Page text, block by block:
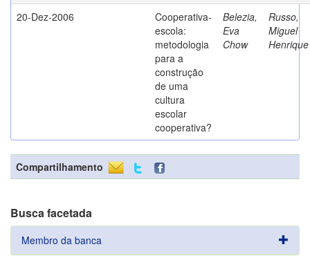
20-Dez-2006
Cooperativa-
escola:
metodologia
para a
construção
de uma
cultura
escolar
cooperativa?
Belezia,
Eva
Chow
Russo,
Miguel
Henrique
Compartilhamento
Busca facetada
Membro da banca